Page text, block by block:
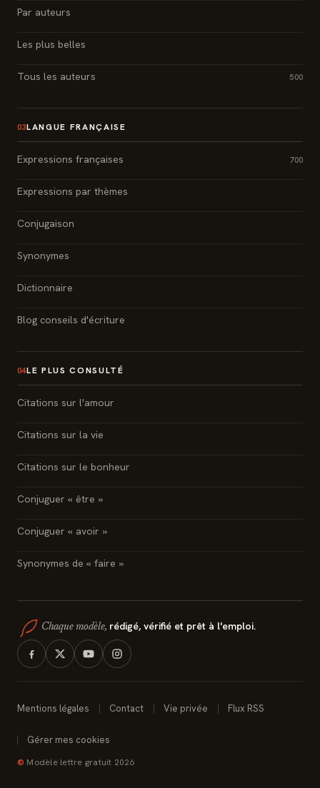
Par auteurs
Les plus belles
Tous les auteurs 500
03LANGUE FRANÇAISE
Expressions françaises 700
Expressions par thèmes
Conjugaison
Synonymes
Dictionnaire
Blog conseils d'écriture
04LE PLUS CONSULTÉ
Citations sur l'amour
Citations sur la vie
Citations sur le bonheur
Conjuguer « être »
Conjuguer « avoir »
Synonymes de « faire »
Chaque modèle, rédigé, vérifié et prêt à l'emploi.
Mentions légales Contact Vie privée Flux RSS
Gérer mes cookies
© Modèle lettre gratuit 2026